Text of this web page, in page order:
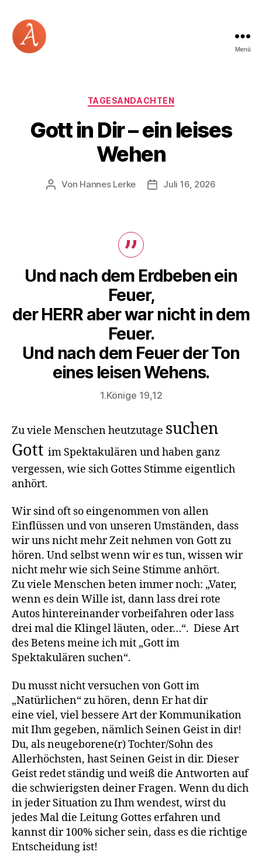
Menü
Kategorien
TAGESANDACHTEN
Gott in Dir – ein leises
Wehen
Beitragsautor
Von Hannes Lerke Beitragsdatum
Juli 16, 2026
Und nach dem Erdbeben ein
Feuer,
der HERR aber war nicht in dem
Feuer.
Und nach dem Feuer der Ton
eines leisen Wehens.
1.Könige 19,12
Zu viele Menschen heutzutage suchen
Gott im Spektakulären und haben ganz
vergessen, wie sich Gottes Stimme eigentlich
anhört.
Wir sind oft so eingenommen von allen
Einflüssen und von unseren Umständen, dass
wir uns nicht mehr Zeit nehmen von Gott zu
hören. Und selbst wenn wir es tun, wissen wir
nicht mehr wie sich Seine Stimme anhört.
Zu viele Menschen beten immer noch: „Vater,
wenn es dein Wille ist, dann lass drei rote
Autos hintereinander vorbeifahren oder lass
drei mal die Klingel läuten, oder…“. Diese Art
des Betens meine ich mit „Gott im
Spektakulären suchen“.
Du musst nicht versuchen von Gott im
„Natürlichen“ zu hören, denn Er hat dir
eine viel, viel bessere Art der Kommunikation
mit Ihm gegeben, nämlich Seinen Geist in dir!
Du, als neugeborene(r) Tochter/Sohn des
Allerhöchsten, hast Seinen Geist in dir. Dieser
Geist redet ständig und weiß die Antworten auf
die schwierigsten deiner Fragen. Wenn du dich
in jeder Situation zu Ihm wendest, wirst du
jedes Mal die Leitung Gottes erfahren und
kannst dir 100% sicher sein, dass es die richtige
Entscheidung ist!